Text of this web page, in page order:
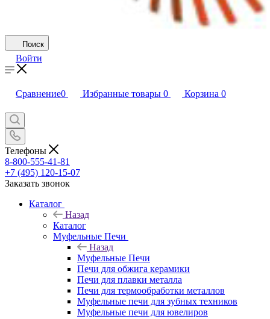
Поиск
Войти
Сравнение0 Избранные товары 0 Корзина 0
Телефоны
8-800-555-41-81
+7 (495) 120-15-07
Заказать звонок
Каталог
Назад
Каталог
Муфельные Печи
Назад
Муфельные Печи
Печи для обжига керамики
Печи для плавки металла
Печи для термообработки металлов
Муфельные печи для зубных техников
Муфельные печи для ювелиров